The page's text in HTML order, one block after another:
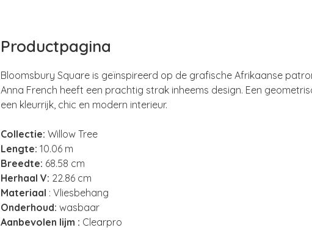
Productpagina
Bloomsbury Square is geïnspireerd op de grafische Afrikaanse
Anna French heeft een prachtig strak inheems design. Een
een kleurrijk, chic en modern interieur.
Collectie: Willow Tree
Lengte: 10.06 m
Breedte: 68.58 cm
Herhaal V: 22.86 cm
Materiaal : Vliesbehang
Onderhoud: wasbaar
Aanbevolen lijm : Clearpro